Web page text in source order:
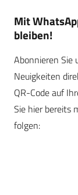
Mit
bleiben!
Abonnieren Sie
Neuigkeiten
QR-Code auf
Sie hier bereits
folgen: